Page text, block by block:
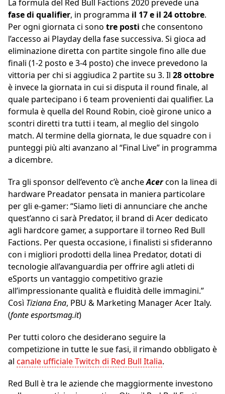
La formula del Red Bull Factions 2020 prevede una
fase di qualifier, in programma il 17 e il 24 ottobre.
Per ogni giornata ci sono tre posti che consentono
l’accesso ai Playday della fase successiva. Si gioca ad
eliminazione diretta con partite singole fino alle due
finali (1-2 posto e 3-4 posto) che invece prevedono la
vittoria per chi si aggiudica 2 partite su 3. Il 28 ottobre
è invece la giornata in cui si disputa il round finale, al
quale partecipano i 6 team provenienti dai qualifier. La
formula è quella del Round Robin, cioè girone unico a
scontri diretti tra tutti i team, al meglio del singolo
match. Al termine della giornata, le due squadre con i
punteggi più alti avanzano al “Final Live” in programma
a dicembre.
Tra gli sponsor dell’evento c’è ancheAcercon la linea di
hardware Preadator pensata in maniera particolare
per gli e-gamer: “Siamo lieti di annunciare che anche
quest’anno ci sarà Predator, il brand di Acer dedicato
agli hardcore gamer, a supportare il torneo Red Bull
Factions. Per questa occasione, i finalisti si sfideranno
con i migliori prodotti della linea Predator, dotati di
tecnologie all’avanguardia per offrire agli atleti di
eSports un vantaggio competitivo grazie
all’impressionante qualità e fluidità delle immagini.”
Così Tiziana Ena, PBU & Marketing Manager Acer Italy.
(fonte esportsmag.it)
Per tutti coloro che desiderano seguire la
competizione in tutte le sue fasi, il rimando obbligato è
al canale ufficiale Twitch di Red Bull Italia.
Red Bull è tra le aziende che maggiormente investono